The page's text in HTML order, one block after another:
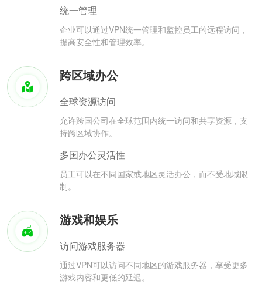
统一管理
企业可以通过VPN统一管理和监控员工的远程访问，
提高安全性和管理效率。
跨区域办公
全球资源访问
允许跨国公司在全球范围内统一访问和共享资源，支
持跨区域协作。
多国办公灵活性
员工可以在不同国家或地区灵活办公，而不受地域限
制。
游戏和娱乐
访问游戏服务器
通过VPN可以访问不同地区的游戏服务器，享受更多
游戏内容和更低的延迟。